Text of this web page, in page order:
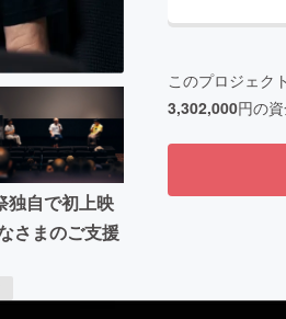
独自で初上映
さまのご支援
このプロジェクト
3,302,000円の